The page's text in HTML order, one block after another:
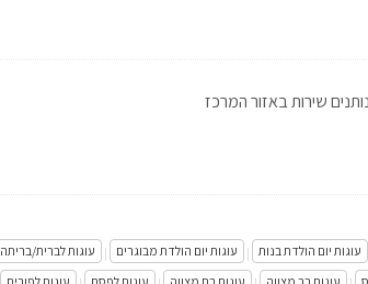
שירות באזור המרכז
עוגות יום הולדת בנות | עוגות יום הולדת מבוגרים | עוגות לברית/בריתה